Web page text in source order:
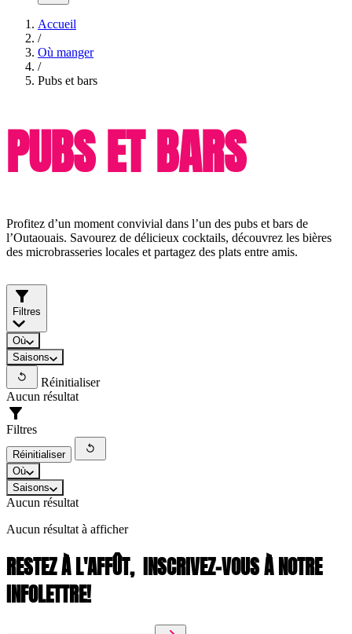
Accueil
/
Où manger
/
Pubs et bars
PUBS ET BARS
Profitez d’un moment convivial dans l’un des pubs et bars de
l’Outaouais. Savourez de délicieux cocktails, découvrez les bières
des microbrasseries locales et partagez des plats entre amis.
Filtres
Où
Saisons
Réinitialiser
Aucun résultat
Filtres
Réinitialiser
Où
Saisons
Aucun résultat
Aucun résultat à afficher
RESTEZ À L'AFFÛT, INSCRIVEZ-VOUS À NOTRE
INFOLETTRE!